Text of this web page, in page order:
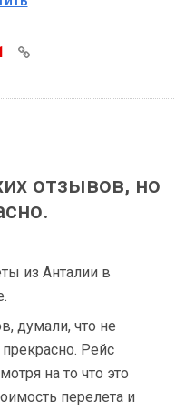
отзывов, но
из Анталии в
думали, что не
Рейс
на то что это
перелета и